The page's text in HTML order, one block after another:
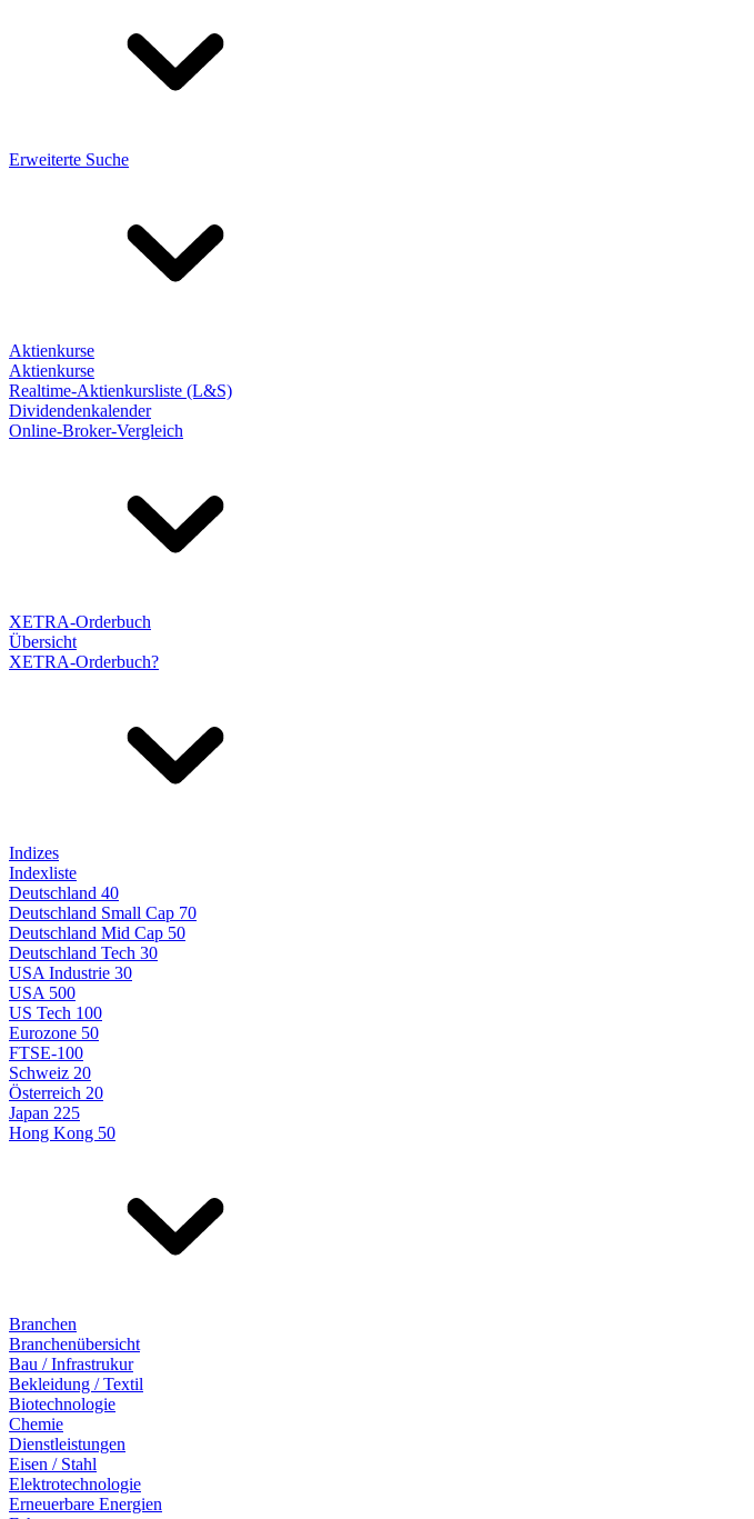
Erweiterte Suche
Aktienkurse
Aktienkurse
Realtime-Aktienkursliste (L&S)
Dividendenkalender
Online-Broker-Vergleich
XETRA-Orderbuch
Übersicht
XETRA-Orderbuch?
Indizes
Indexliste
Deutschland 40
Deutschland Small Cap 70
Deutschland Mid Cap 50
Deutschland Tech 30
USA Industrie 30
USA 500
US Tech 100
Eurozone 50
FTSE-100
Schweiz 20
Österreich 20
Japan 225
Hong Kong 50
Branchen
Branchenübersicht
Bau / Infrastrukur
Bekleidung / Textil
Biotechnologie
Chemie
Dienstleistungen
Eisen / Stahl
Elektrotechnologie
Erneuerbare Energien